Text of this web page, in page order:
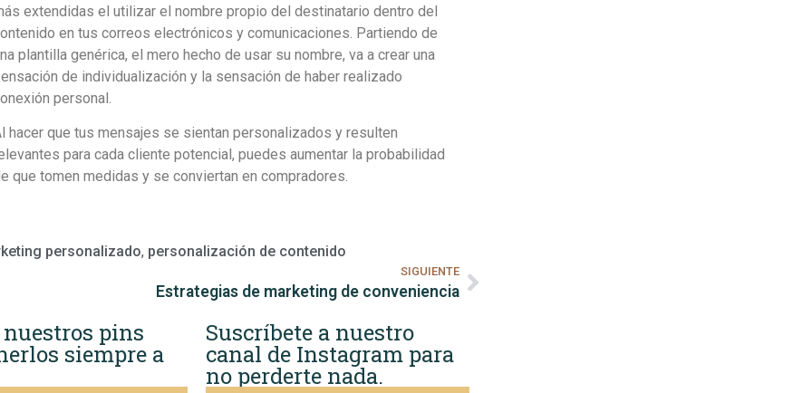
extendidas el utilizar el nombre propio del destinatario dentro del
en tus correos electrónicos y comunicaciones. Partiendo de
plantilla genérica, el mero hecho de usar su nombre, va a crear una
de individualización y la sensación de haber realizado
personal.
hacer que tus mensajes se sientan personalizados y resulten
para cada cliente potencial, puedes aumentar la probabilidad
que tomen medidas y se conviertan en compradores.
personalizado, personalización de contenido
SIGUIENTE
Estrategias de marketing de conveniencia
nuestros pins
siempre a
Suscríbete a nuestro
canal de Instagram para
no perderte nada.